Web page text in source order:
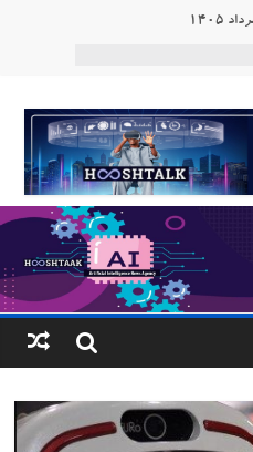
ربات «Aru» محصول شرکت فرانسوی Nio